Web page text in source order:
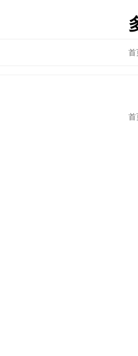
首
首